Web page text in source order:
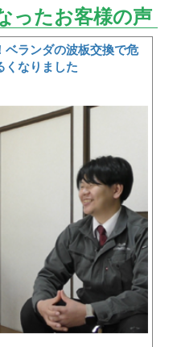
ったお客様の声
ベランダの波板交換で危
くなりました